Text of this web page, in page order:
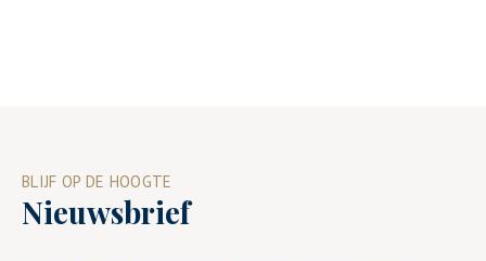
BLIJF OP DE HOOGTE
Nieuwsbrief